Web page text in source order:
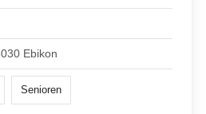
Ebikon
Senioren